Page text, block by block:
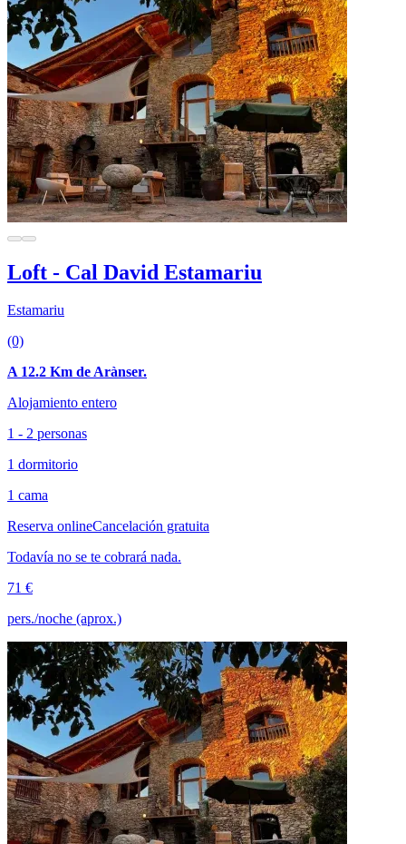
Loft - Cal David Estamariu
Estamariu
(0)
A 12.2 Km de Arànser.
Alojamiento entero
1 - 2 personas
1 dormitorio
1 cama
Reserva onlineCancelación gratuita
Todavía no se te cobrará nada.
71 €
pers./noche (aprox.)